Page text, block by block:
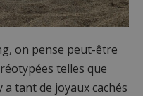
on pense peut-être
telles que
a tant de joyaux cachés